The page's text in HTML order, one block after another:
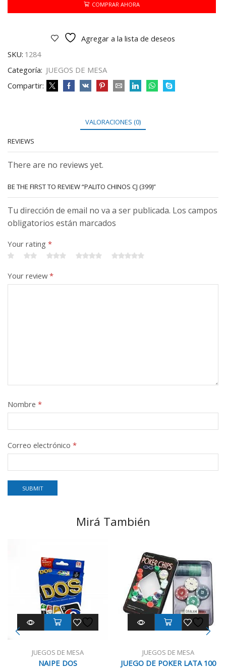
COMPRAR AHORA
Agregar a la lista de deseos
SKU: 1284
Categoría: JUEGOS DE MESA
Compartir:
VALORACIONES (0)
REVIEWS
There are no reviews yet.
BE THE FIRST TO REVIEW “PALITO CHINOS CJ (399)”
Tu dirección de email no va a ser publicada. Los campos
obligatorios están marcados
Your rating *
Your review*
Nombre *
Correo electrónico *
Mirá También
JUEGOS DE MESA
NAIPE DOS
JUEGOS DE MESA
JUEGO DE POKER LATA 100